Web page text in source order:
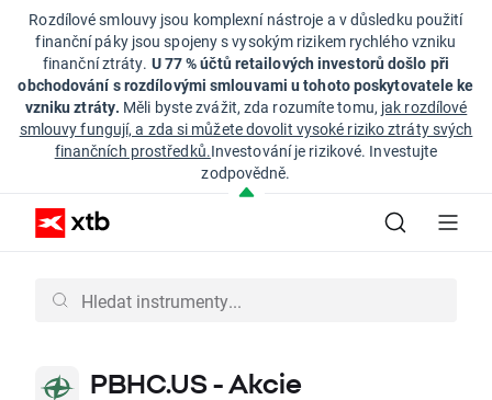
Rozdílové smlouvy jsou komplexní nástroje a v důsledku použití
finanční páky jsou spojeny s vysokým rizikem rychlého vzniku
finanční ztráty. U 77 % účtů retailových investorů došlo při
obchodování s rozdílovými smlouvami u tohoto poskytovatele ke
vzniku ztráty. Měli byste zvážit, zda rozumíte tomu, jak rozdílové
smlouvy fungují, a zda si můžete dovolit vysoké riziko ztráty svých
finančních prostředků.Investování je rizikové. Investujte
zodpovědně.
PBHC.US - Akcie